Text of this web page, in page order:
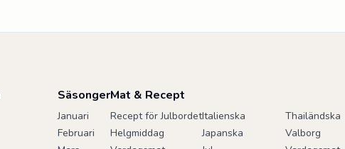
Säsonger
Januari
Februari
Mat & Recept
Recept för Julbordet
Helgmiddag
Italienska
Japanska
Thailändska
Valborg